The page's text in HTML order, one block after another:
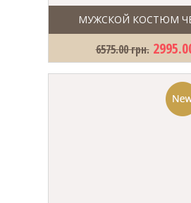
МУЖСКОЙ КОСТЮМ
6575.00 грн.